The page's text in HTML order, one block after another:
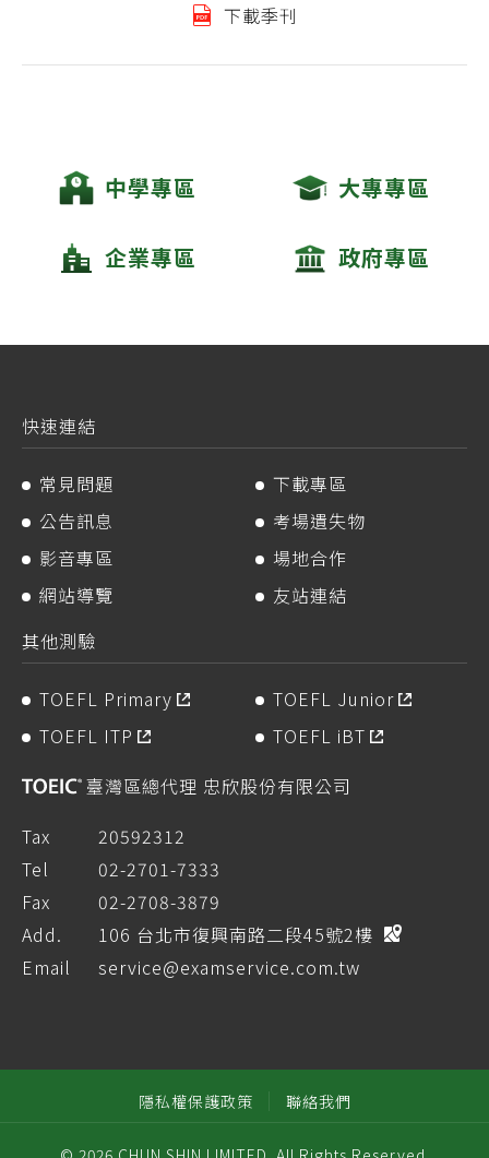
下載季刊
中學專區 大專專區
企業專區 政府專區
快速連結
常見問題
下載專區
公告訊息
考場遺失物
影音專區
場地合作
網站導覽
友站連結
其他測驗
TOEFL Primary
TOEFL Junior
TOEFL ITP
TOEFL iBT
臺灣區總代理 忠欣股份有限公司
Tax
20592312
Tel
02-2701-7333
Fax
02-2708-3879
Add.
106 台北市復興南路二段45號2樓
Email
service@examservice.com.tw
隱私權保護政策 聯絡我們